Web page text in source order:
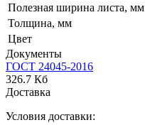
Полезная ширина листа, мм
Толщина, мм
Цвет
Документы
ГОСТ 24045-2016
326.7 Кб
Доставка
Условия доставки: